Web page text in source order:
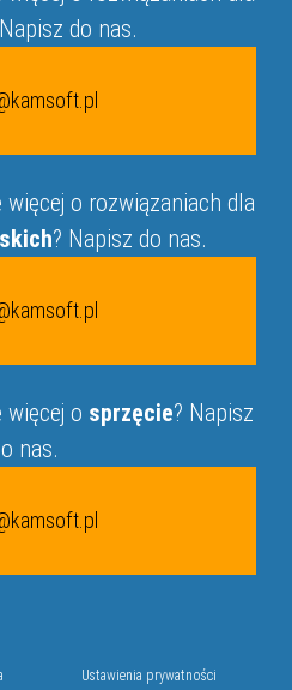
do nas.
o rozwiązaniach dla
? Napisz do nas.
więcej o sprzęcie? Napisz
nas.
Ustawienia prywatności